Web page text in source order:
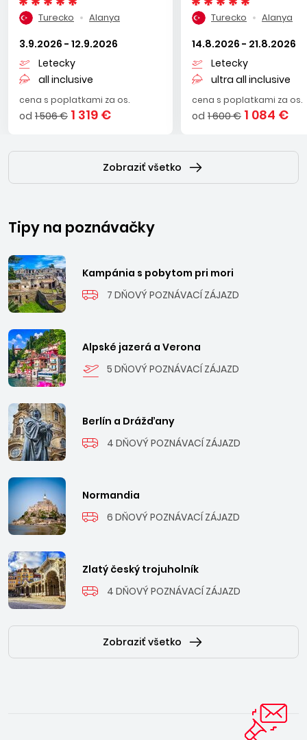
Turecko Alanya
3.9.2026 - 12.9.2026
Letecky
all inclusive
cena s poplatkami za os.
od 1 506 € 1 319 €
Turecko Alanya
14.8.2026 - 21.8.2026
Letecky
ultra all inclusive
cena s poplatkami za os.
od 1 600 € 1 084 €
Zobraziť všetko
Tipy na poznávačky
Kampánia s pobytom pri mori
7 DŇOVÝ POZNÁVACÍ ZÁJAZD
Alpské jazerá a Verona
5 DŇOVÝ POZNÁVACÍ ZÁJAZD
Berlín a Drážďany
4 DŇOVÝ POZNÁVACÍ ZÁJAZD
Normandia
6 DŇOVÝ POZNÁVACÍ ZÁJAZD
Zlatý český trojuholník
4 DŇOVÝ POZNÁVACÍ ZÁJAZD
Zobraziť všetko